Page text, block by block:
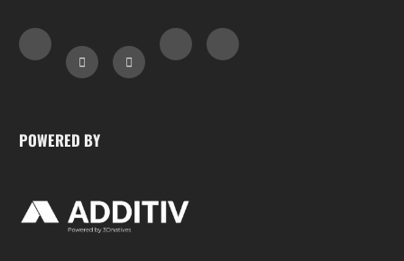
POWERED BY